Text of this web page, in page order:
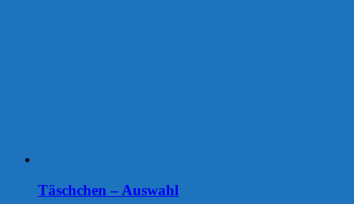
Täschchen – Auswahl